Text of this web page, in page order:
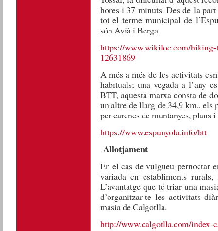
hores i 37 minuts. Des de la
tot el terme municipal de
són Avià i Berga.
https://www.wikiloc.com/hiking-
12631869
A més a més de les activitats
habituals; una vegada a l’any
BTT, aquesta marxa consta de
un altre de llarg de 34,9 km., els
per carenes de muntanyes, plans
https://www.espunyola.info/btt
Allotjament
En el cas de vulgueu pernoctar
variada en establiments
L’avantatge que té triar una
d’organitzar-te les activitats
masia de Calgotlla.
http://www.calgotlla.com/index-